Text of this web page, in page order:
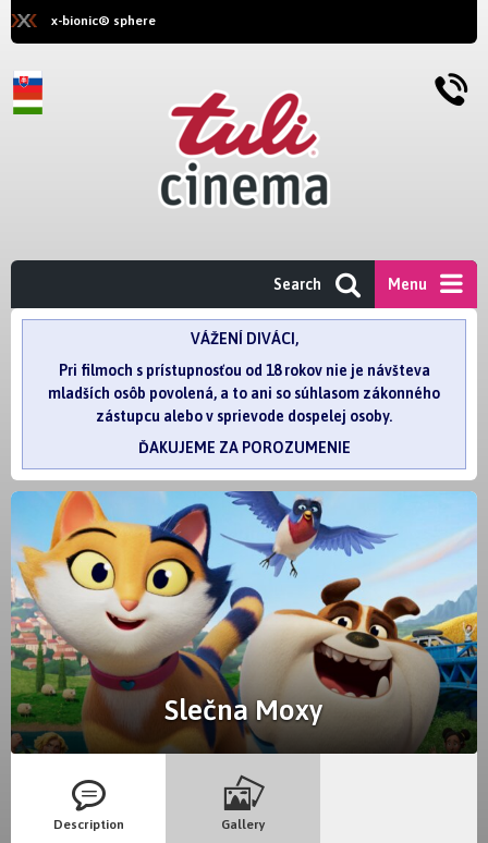
x-bionic® sphere
Menu
Search
VÁŽENÍ DIVÁCI,
Pri filmoch s prístupnosťou od 18 rokov nie je návšteva
mladších osôb povolená, a to ani so súhlasom zákonného
zástupcu alebo v sprievode dospelej osoby.
ĎAKUJEME ZA POROZUMENIE
Slečna Moxy
Description Gallery